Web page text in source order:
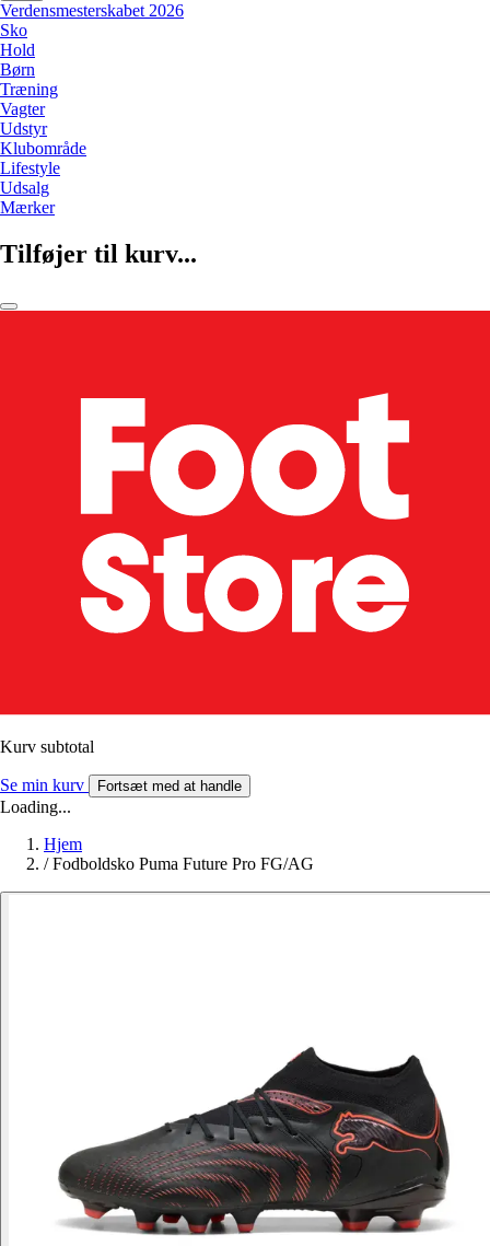
Verdensmesterskabet 2026
Sko
Hold
Børn
Træning
Vagter
Udstyr
Klubområde
Lifestyle
Udsalg
Mærker
Tilføjer til kurv...
Kurv subtotal
Se min kurv Fortsæt med at handle
Loading...
Hjem
/ Fodboldsko Puma Future Pro FG/AG